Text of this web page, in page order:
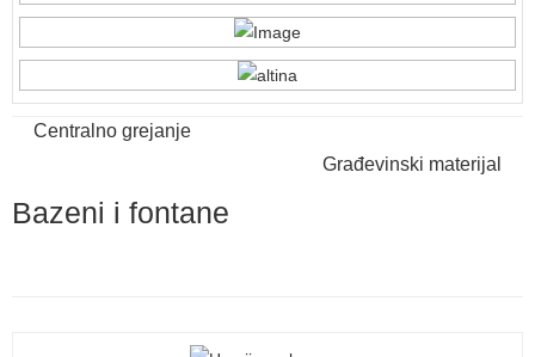
Centralno grejanje
Građevinski materijal
Bazeni i fontane